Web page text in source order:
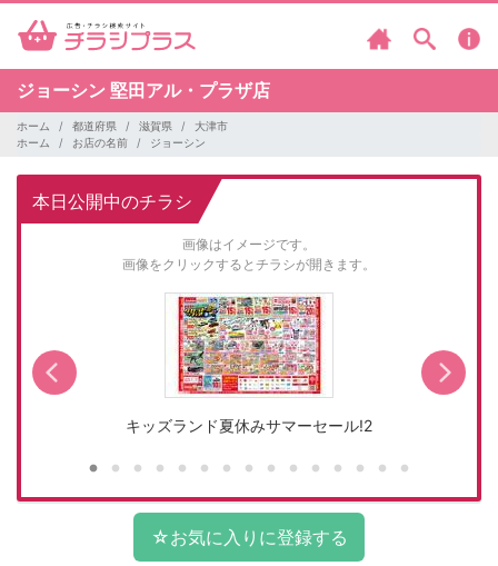
ジョーシン 堅田アル・プラザ店
ホーム 都道府県 滋賀県
大津市
ホーム
お店の名前 ジョーシン
本日公開中のチラシ
画像はイメージです。
画像をクリックするとチラシが開きます。
キッズランド夏休みサマーセール!2